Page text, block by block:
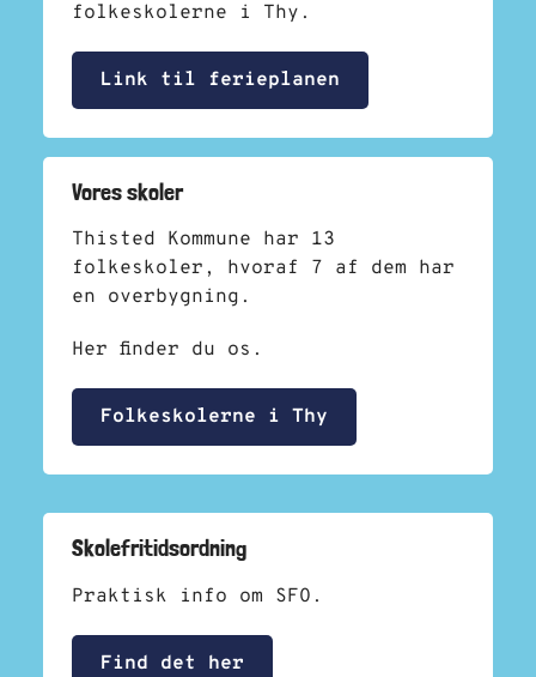
folkeskolerne i Thy.
Link til ferieplanen
Vores skoler
Thisted Kommune har 13
folkeskoler, hvoraf 7 af dem har
en overbygning.
Her finder du os.
Folkeskolerne i Thy
Skolefritidsordning
Praktisk info om SFO.
Find det her